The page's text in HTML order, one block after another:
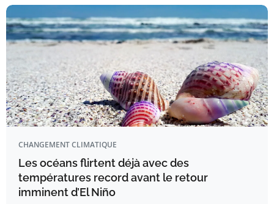
CHANGEMENT CLIMATIQUE
Les océans flirtent déjà avec des
températures record avant le retour
imminent d’El Niño